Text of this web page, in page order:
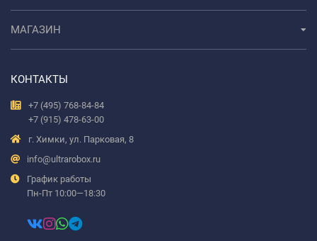
МАГАЗИН
КОНТАКТЫ
+7 (495) 768-84-84
+7 (915) 478-63-00
г. Химки, ул. Парковая, 8
info@ultrarobox.ru
График работы
Пн-Пт 10:00—18:30